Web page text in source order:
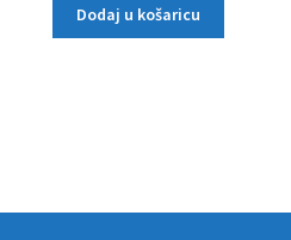
Dodaj u košaricu